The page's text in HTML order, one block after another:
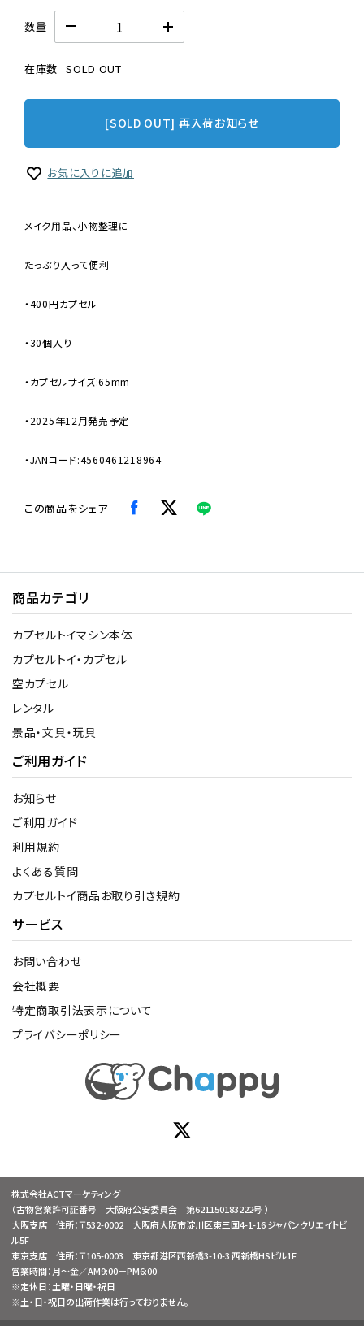
数量
在庫数 SOLD OUT
[SOLD OUT] 再入荷お知らせ
お気に入りに追加
メイク用品、小物整理に
たっぷり入って便利
・400円カプセル
・30個入り
・カプセルサイズ:65mm
・2025年12月発売予定
・JANコード:4560461218964
この商品をシェア
商品カテゴリ
カプセルトイマシン本体
カプセルトイ・カプセル
空カプセル
レンタル
景品・文具・玩具
ご利用ガイド
お知らせ
ご利用ガイド
利用規約
よくある質問
カプセルトイ商品お取り引き規約
サービス
お問い合わせ
会社概要
特定商取引法表示について
プライバシーポリシー
株式会社ACTマーケティング
（古物営業許可証番号 大阪府公安委員会 第621150183222号 ）
大阪支店 住所：〒532-0002 大阪府大阪市淀川区東三国4-1-16 ジャパンクリエイトビ
ル5F
東京支店 住所：〒105-0003 東京都港区西新橋3-10-3 西新橋HSビル1F
営業時間：月～金／AM9:00－PM6:00
※定休日：土曜・日曜・祝日
※土・日・祝日の出荷作業は行っておりません。